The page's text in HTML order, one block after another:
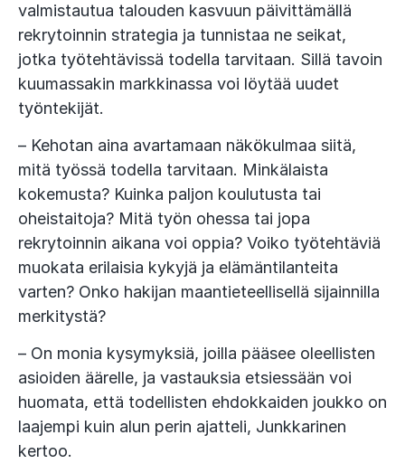
valmistautua talouden kasvuun päivittämällä
rekrytoinnin strategia ja tunnistaa ne seikat,
jotka työtehtävissä todella tarvitaan. Sillä tavoin
kuumassakin markkinassa voi löytää uudet
työntekijät.
– Kehotan aina avartamaan näkökulmaa siitä,
mitä työssä todella tarvitaan. Minkälaista
kokemusta? Kuinka paljon koulutusta tai
oheistaitoja? Mitä työn ohessa tai jopa
rekrytoinnin aikana voi oppia? Voiko työtehtäviä
muokata erilaisia kykyjä ja elämäntilanteita
varten? Onko hakijan maantieteellisellä sijainnilla
merkitystä?
– On monia kysymyksiä, joilla pääsee oleellisten
asioiden äärelle, ja vastauksia etsiessään voi
huomata, että todellisten ehdokkaiden joukko on
laajempi kuin alun perin ajatteli, Junkkarinen
kertoo.